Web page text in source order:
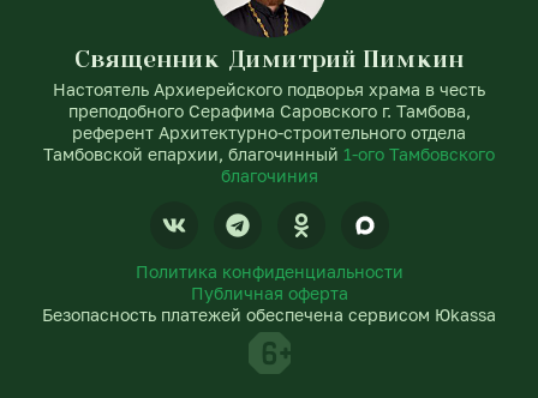
Священник Димитрий Пимкин
Настоятель Архиерейского подворья храма в честь
преподобного Серафима Саровского г. Тамбова,
референт Архитектурно-строительного отдела
Тамбовской епархии, благочинный 1-ого Тамбовского
благочиния
V
k
T
e
e
g
m
O
d
o
k
Политика конфиденциальности
Публичная оферта
Безопасность платежей обеспечена сервисом Юkassa